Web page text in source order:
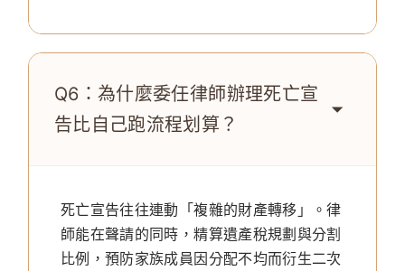
Q6：為什麼委任律師辦理死亡宣
告比自己跑流程划算？
死亡宣告往往連動「複雜的財產轉移」。律
師能在聲請的同時，精算遺產稅規劃與分割
比例，預防家族成員因分配不均而衍生二次